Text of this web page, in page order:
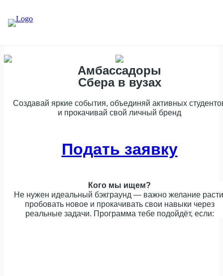
Амбассадоры
Сбера в вузах
Создавай яркие события, объединяй активных
и прокачивай свой личный бренд
Подать заявку
Кого мы ищем?
Не нужен идеальный бэкграунд — важно желание
пробовать новое и прокачивать свои навыки через
реальные задачи. Программа тебе подойдёт, если: